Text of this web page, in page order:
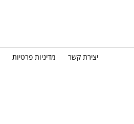
מדיניות פרטיות יצירת קשר